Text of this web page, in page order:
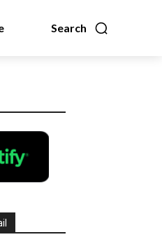
Search